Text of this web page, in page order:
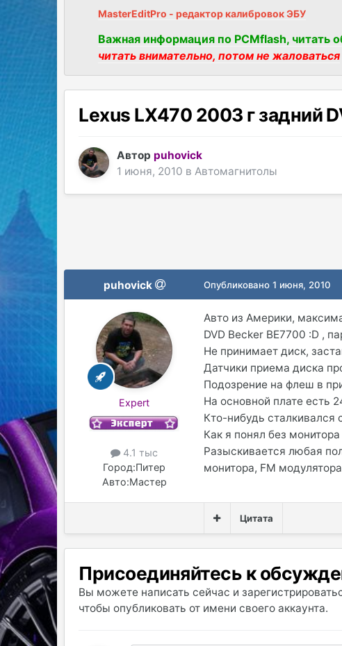
MasterEditPro - редактор калибровок ЭБУ
Важная информация по PCMflash, читать
читать внимательно, потом не жаловаться
Lexus LX470 2003 г задний
Автор puhovick
1 июня, 2010 вАвтомагнитолы
puhovick
Expert
4.1 тыс
Город:Питер
Авто:Мастер
Опубликовано1 июня, 2010
Авто из Америки,
DVD Becker BE7700 :D ,
Не принимает диск,
Датчики приема диска
Подозрение на флеш в
На основной плате есть
Кто-нибудь
Как я понял без
Разыскивается любая
монитора, FM
Цитата
Присоединяйтесь к
Вы можете написать сейчас и
чтобы опубликовать от имени своего аккаунта.